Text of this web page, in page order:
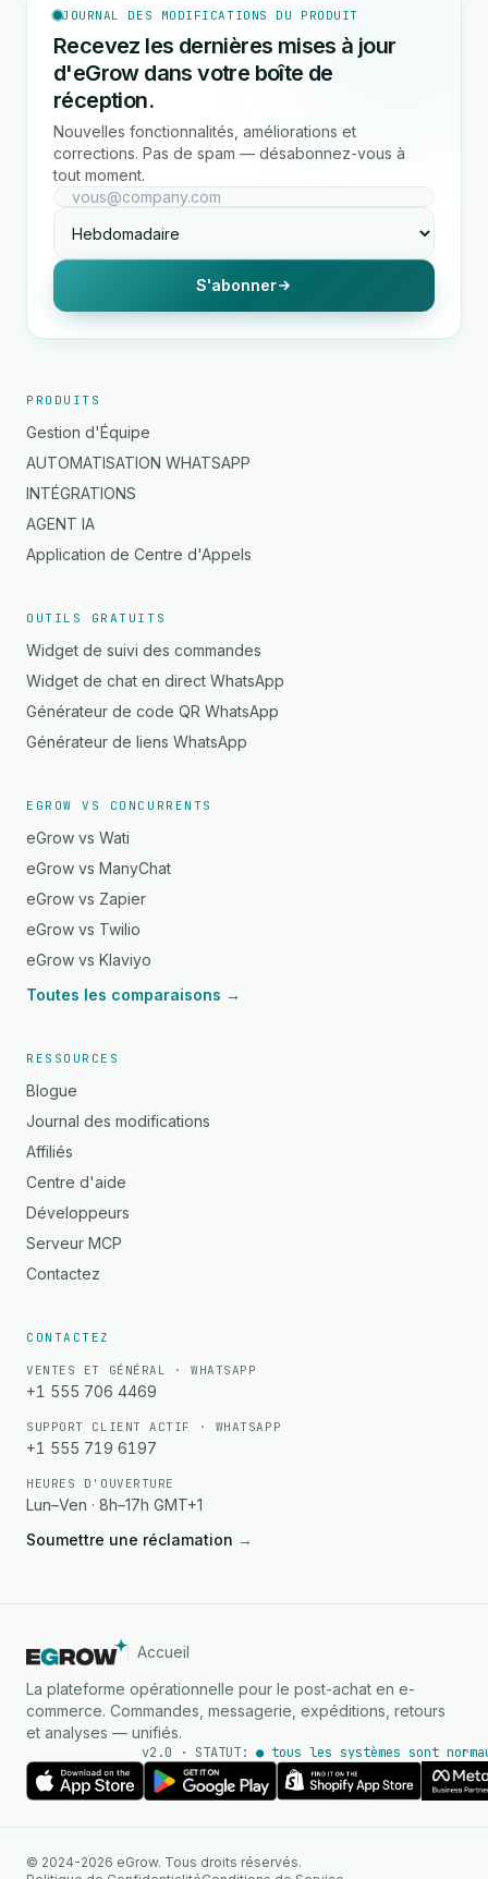
JOURNAL DES MODIFICATIONS DU PRODUIT
Recevez les dernières mises à jour
d'eGrow dans votre boîte de
réception.
Nouvelles fonctionnalités, améliorations et
corrections. Pas de spam — désabonnez-vous à
tout moment.
S'abonner
PRODUITS
Gestion d'Équipe
AUTOMATISATION WHATSAPP
INTÉGRATIONS
AGENT IA
Application de Centre d'Appels
OUTILS GRATUITS
Widget de suivi des commandes
Widget de chat en direct WhatsApp
Générateur de code QR WhatsApp
Générateur de liens WhatsApp
EGROW VS CONCURRENTS
eGrow vs Wati
eGrow vs ManyChat
eGrow vs Zapier
eGrow vs Twilio
eGrow vs Klaviyo
Toutes les comparaisons →
RESSOURCES
Blogue
Journal des modifications
Affiliés
Centre d'aide
Développeurs
Serveur MCP
Contactez
CONTACTEZ
VENTES ET GÉNÉRAL · WHATSAPP
+1 555 706 4469
SUPPORT CLIENT ACTIF · WHATSAPP
+1 555 719 6197
HEURES D'OUVERTURE
Lun–Ven · 8h–17h GMT+1
Soumettre une réclamation →
Accueil
La plateforme opérationnelle pour le post-achat en e-
commerce. Commandes, messagerie, expéditions, retours
et analyses — unifiés.
v2.0 · STATUT: ● tous les systèmes sont
© 2024-2026 eGrow. Tous droits réservés.Réponses instantanées sur